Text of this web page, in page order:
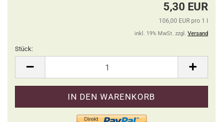
5,30 EUR
106,00 EUR pro 1 l
inkl. 19% MwSt. zzgl. Versand
Stück: